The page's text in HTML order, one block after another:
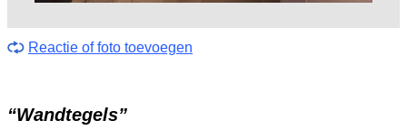
Reactie of foto toevoegen
“Wandtegels”